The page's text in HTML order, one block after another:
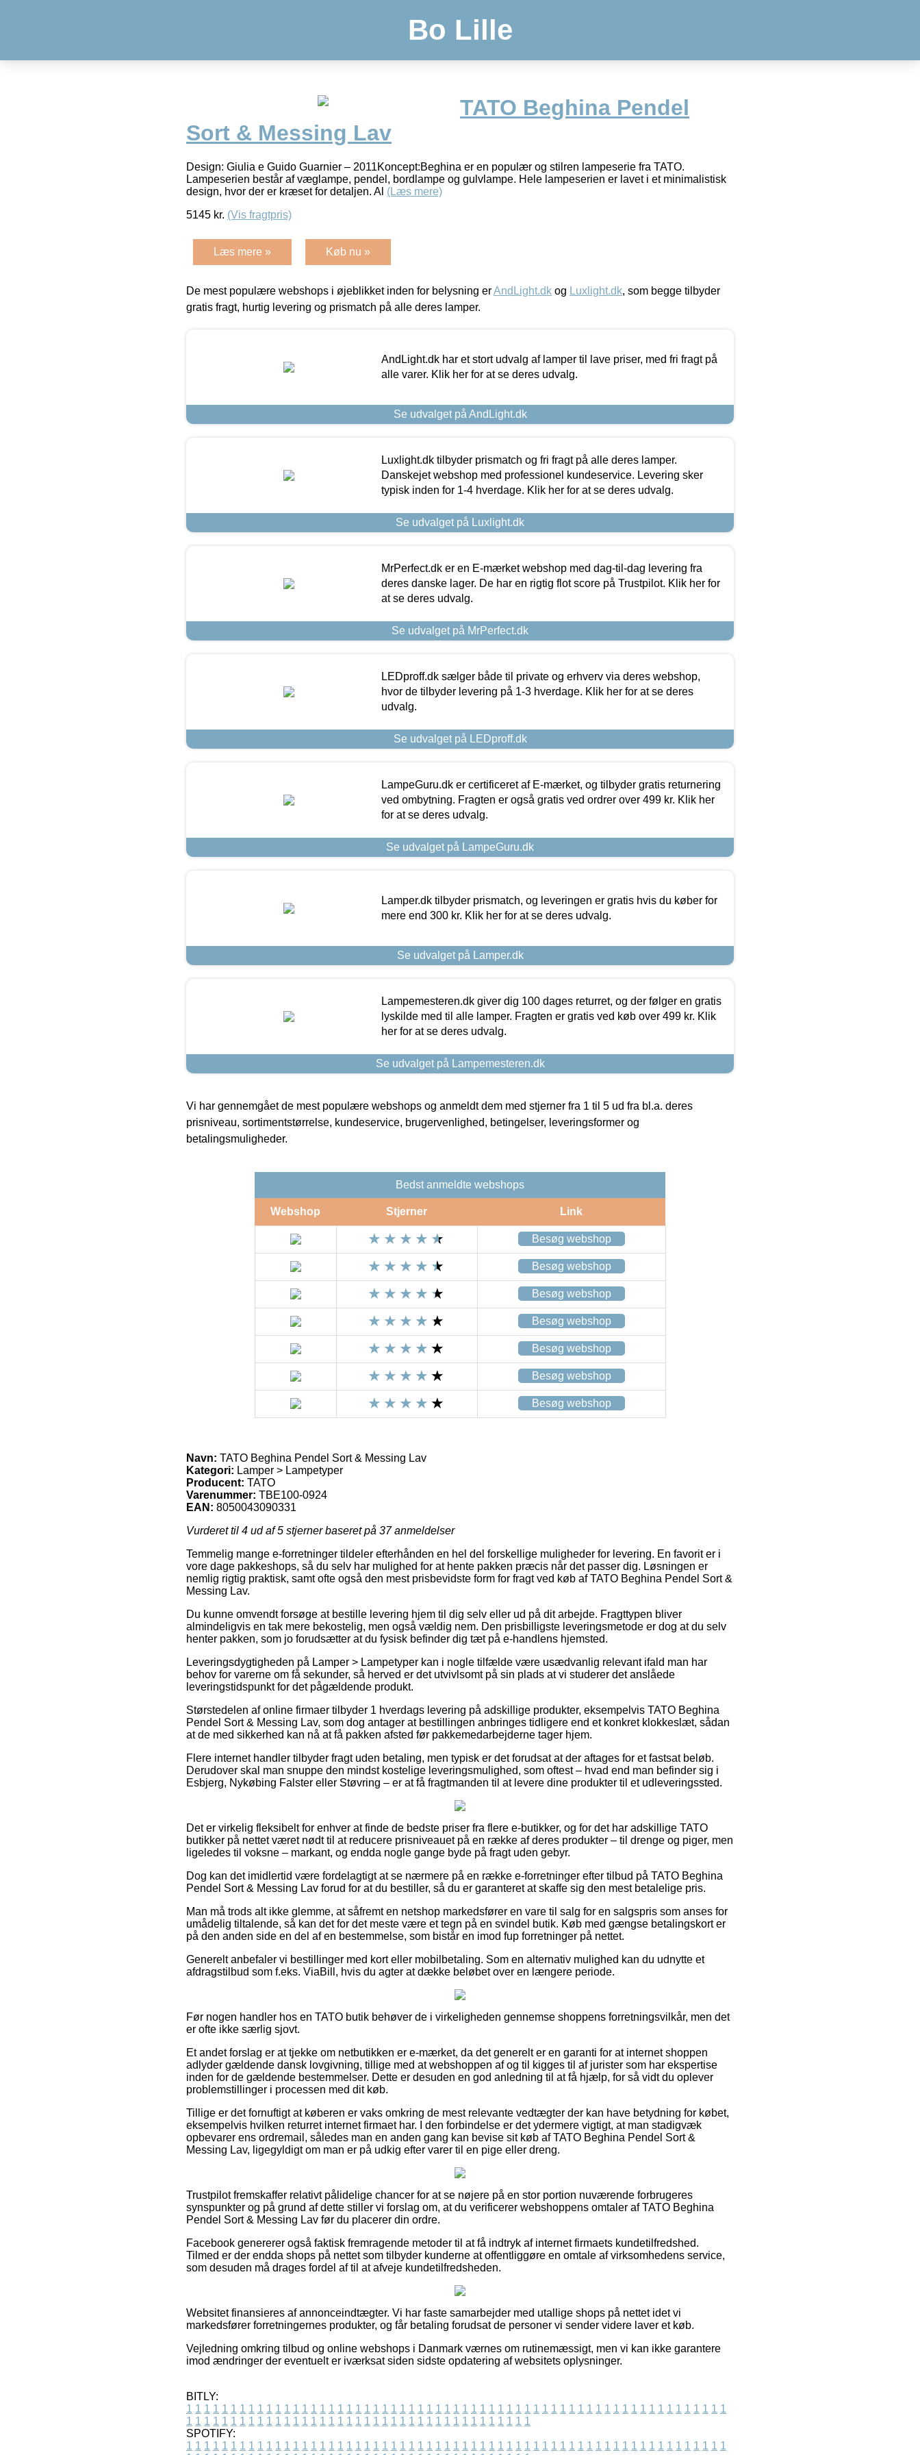
Bo Lille
TATO Beghina Pendel
Sort & Messing Lav
Design: Giulia e Guido Guarnier – 2011Koncept:Beghina er en populær og stilren lampeserie fra TATO.
Lampeserien består af væglampe, pendel, bordlampe og gulvlampe. Hele lampeserien er lavet i et minimalistisk
design, hvor der er kræset for detaljen. Al (Læs mere)
5145 kr. (Vis fragtpris)
Læs mere » Køb nu »
De mest populære webshops i øjeblikket inden for belysning erAndLight.dk og Luxlight.dk, som begge tilbyder
gratis fragt, hurtig levering og prismatch på alle deres lamper.
AndLight.dk har et stort udvalg af lamper til lave priser, med fri fragt på
alle varer. Klik her for at se deres udvalg.
Se udvalget på AndLight.dk
Luxlight.dk tilbyder prismatch og fri fragt på alle deres lamper.
Danskejet webshop med professionel kundeservice. Levering sker
typisk inden for 1-4 hverdage. Klik her for at se deres udvalg.
Se udvalget på Luxlight.dk
MrPerfect.dk er en E-mærket webshop med dag-til-dag levering fra
deres danske lager. De har en rigtig flot score på Trustpilot. Klik her for
at se deres udvalg.
Se udvalget på MrPerfect.dk
LEDproff.dk sælger både til private og erhverv via deres webshop,
hvor de tilbyder levering på 1-3 hverdage. Klik her for at se deres
udvalg.
Se udvalget på LEDproff.dk
LampeGuru.dk er certificeret af E-mærket, og tilbyder gratis returnering
ved ombytning. Fragten er også gratis ved ordrer over 499 kr. Klik her
for at se deres udvalg.
Se udvalget på LampeGuru.dk
Lamper.dk tilbyder prismatch, og leveringen er gratis hvis du køber for
mere end 300 kr. Klik her for at se deres udvalg.
Se udvalget på Lamper.dk
Lampemesteren.dk giver dig 100 dages returret, og der følger en gratis
lyskilde med til alle lamper. Fragten er gratis ved køb over 499 kr. Klik
her for at se deres udvalg.
Se udvalget på Lampemesteren.dk
Vi har gennemgået de mest populære webshops og anmeldt dem med stjerner fra 1 til 5 ud fra bl.a. deres
prisniveau, sortimentstørrelse, kundeservice, brugervenlighed, betingelser, leveringsformer og
betalingsmuligheder.
Bedst anmeldte webshops
Webshop Stjerner Link
Besøg webshop
Besøg webshop
Besøg webshop
Besøg webshop
Besøg webshop
Besøg webshop
Besøg webshop
Navn: TATO Beghina Pendel Sort & Messing Lav
Kategori: Lamper > Lampetyper
Producent: TATO
Varenummer: TBE100-0924
EAN: 8050043090331
Vurderet til 4 ud af 5 stjerner baseret på 37anmeldelser
Temmelig mange e-forretninger tildeler efterhånden en hel del forskellige muligheder for levering. En favorit er i
vore dage pakkeshops, så du selv har mulighed for at hente pakken præcis når det passer dig. Løsningen er
nemlig rigtig praktisk, samt ofte også den mest prisbevidste form for fragt ved køb af TATO Beghina Pendel Sort &
Messing Lav.
Du kunne omvendt forsøge at bestille levering hjem til dig selv eller ud på dit arbejde. Fragttypen bliver
almindeligvis en tak mere bekostelig, men også vældig nem. Den prisbilligste leveringsmetode er dog at du selv
henter pakken, som jo forudsætter at du fysisk befinder dig tæt på e-handlens hjemsted.
Leveringsdygtigheden på Lamper > Lampetyper kan i nogle tilfælde være usædvanlig relevant ifald man har
behov for varerne om få sekunder, så herved er det utvivlsomt på sin plads at vi studerer det anslåede
leveringstidspunkt for det pågældende produkt.
Størstedelen af online firmaer tilbyder 1 hverdags levering på adskillige produkter, eksempelvis TATO Beghina
Pendel Sort & Messing Lav, som dog antager at bestillingen anbringes tidligere end et konkret klokkeslæt, sådan
at de med sikkerhed kan nå at få pakken afsted før pakkemedarbejderne tager hjem.
Flere internet handler tilbyder fragt uden betaling, men typisk er det forudsat at der aftages for et fastsat beløb.
Derudover skal man snuppe den mindst kostelige leveringsmulighed, som oftest – hvad end man befinder sig i
Esbjerg, Nykøbing Falster eller Støvring – er at få fragtmanden til at levere dine produkter til et udleveringssted.
Det er virkelig fleksibelt for enhver at finde de bedste priser fra flere e-butikker, og for det har adskillige TATO
butikker på nettet været nødt til at reducere prisniveauet på en række af deres produkter – til drenge og piger, men
ligeledes til voksne – markant, og endda nogle gange byde på fragt uden gebyr.
Dog kan det imidlertid være fordelagtigt at se nærmere på en række e-forretninger efter tilbud på TATO Beghina
Pendel Sort & Messing Lav forud for at du bestiller, så du er garanteret at skaffe sig den mest betalelige pris.
Man må trods alt ikke glemme, at såfremt en netshop markedsfører en vare til salg for en salgspris som anses for
umådelig tiltalende, så kan det for det meste være et tegn på en svindel butik. Køb med gængse betalingskort er
på den anden side en del af en bestemmelse, som bistår en imod fup forretninger på nettet.
Generelt anbefaler vi bestillinger med kort eller mobilbetaling. Som en alternativ mulighed kan du udnytte et
afdragstilbud som f.eks. ViaBill, hvis du agter at dække beløbet over en længere periode.
Før nogen handler hos en TATO butik behøver de i virkeligheden gennemse shoppens forretningsvilkår, men det
er ofte ikke særlig sjovt.
Et andet forslag er at tjekke om netbutikken er e-mærket, da det generelt er en garanti for at internet shoppen
adlyder gældende dansk lovgivning, tillige med at webshoppen af og til kigges til af jurister som har ekspertise
inden for de gældende bestemmelser. Dette er desuden en god anledning til at få hjælp, for så vidt du oplever
problemstillinger i processen med dit køb.
Tillige er det fornuftigt at køberen er vaks omkring de mest relevante vedtægter der kan have betydning for købet,
eksempelvis hvilken returret internet firmaet har. I den forbindelse er det ydermere vigtigt, at man stadigvæk
opbevarer ens ordremail, således man en anden gang kan bevise sit køb af TATO Beghina Pendel Sort &
Messing Lav, ligegyldigt om man er på udkig efter varer til en pige eller dreng.
Trustpilot fremskaffer relativt pålidelige chancer for at se nøjere på en stor portion nuværende forbrugeres
synspunkter og på grund af dette stiller vi forslag om, at du verificerer webshoppens omtaler af TATO Beghina
Pendel Sort & Messing Lav før du placerer din ordre.
Facebook genererer også faktisk fremragende metoder til at få indtryk af internet firmaets kundetilfredshed.
Tilmed er der endda shops på nettet som tilbyder kunderne at offentliggøre en omtale af virksomhedens service,
som desuden må drages fordel af til at afveje kundetilfredsheden.
Websitet finansieres af annonceindtægter. Vi har faste samarbejder med utallige shops på nettet idet vi
markedsfører forretningernes produkter, og får betaling forudsat de personer vi sender videre laver et køb.
Vejledning omkring tilbud og online webshops i Danmark værnes om rutinemæssigt, men vi kan ikke garantere
imod ændringer der eventuelt er iværksat siden sidste opdatering af websitets oplysninger.
BITLY:
1 1 1 1 1 1 1 1 1 1 1 1 1 1 1 1 1 1 1 1 1 1 1 1 1 1 1 1 1 1 1 1 1 1 1 1 1 1 1 1 1 1 1 1 1 1 1 1 1 1 1 1 1 1 1 1 1 1 1 1 1
1 1 1 1 1 1 1 1 1 1 1 1 1 1 1 1 1 1 1 1 1 1 1 1 1 1 1 1 1 1 1 1 1 1 1 1 1 1 1
SPOTIFY:
1 1 1 1 1 1 1 1 1 1 1 1 1 1 1 1 1 1 1 1 1 1 1 1 1 1 1 1 1 1 1 1 1 1 1 1 1 1 1 1 1 1 1 1 1 1 1 1 1 1 1 1 1 1 1 1 1 1 1 1 1